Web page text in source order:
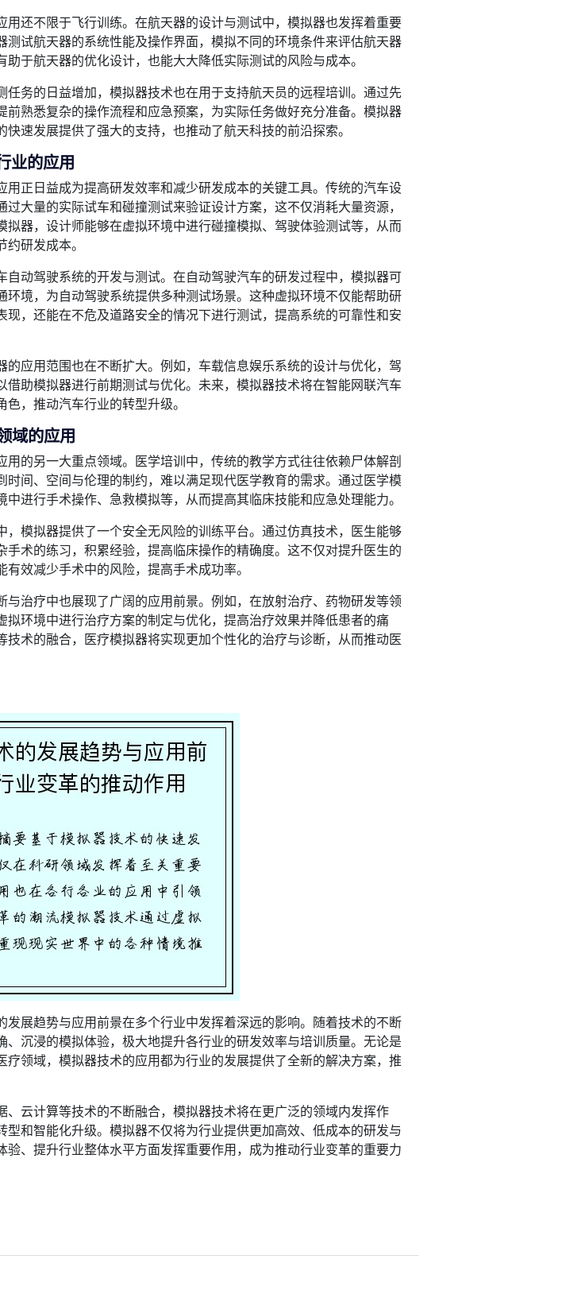
用还不限于飞行训练。在航天器的设计与测试中，模拟器也发挥着重要
测试航天器的系统性能及操作界面，模拟不同的环境条件来评估航天器
于航天器的优化设计，也能大大降低实际测试的风险与成本。
任务的日益增加，模拟器技术也在用于支持航天员的远程培训。通过先
前熟悉复杂的操作流程和应急预案，为实际任务做好充分准备。模拟器
速发展提供了强大的支持，也推动了航天科技的前沿探索。
业的应用
用正日益成为提高研发效率和减少研发成本的关键工具。传统的汽车设
大量的实际试车和碰撞测试来验证设计方案，这不仅消耗大量资源，
拟器，设计师能够在虚拟环境中进行碰撞模拟、驾驶体验测试等，从而
研发成本。
自动驾驶系统的开发与测试。在自动驾驶汽车的研发过程中，模拟器可
环境，为自动驾驶系统提供多种测试场景。这种虚拟环境不仅能帮助研
现，还能在不危及道路安全的情况下进行测试，提高系统的可靠性和安
的应用范围也在不断扩大。例如，车载信息娱乐系统的设计与优化，驾
借助模拟器进行前期测试与优化。未来，模拟器技术将在智能网联汽车
，推动汽车行业的转型升级。
域的应用
用的另一大重点领域。医学培训中，传统的教学方式往往依赖尸体解剖
时间、空间与伦理的制约，难以满足现代医学教育的需求。通过医学模
进行手术操作、急救模拟等，从而提高其临床技能和应急处理能力。
，模拟器提供了一个安全无风险的训练平台。通过仿真技术，医生能够
手术的练习，积累经验，提高临床操作的精确度。这不仅对提升医生的
效减少手术中的风险，提高手术成功率。
与治疗中也展现了广阔的应用前景。例如，在放射治疗、药物研发等领
拟环境中进行治疗方案的制定与优化，提高治疗效果并降低患者的痛
技术的融合，医疗模拟器将实现更加个性化的治疗与诊断，从而推动医
发展趋势与应用前景在多个行业中发挥着深远的影响。随着技术的不断
、沉浸的模拟体验，极大地提升各行业的研发效率与培训质量。无论是
疗领域，模拟器技术的应用都为行业的发展提供了全新的解决方案，推
、云计算等技术的不断融合，模拟器技术将在更广泛的领域内发挥作
型和智能化升级。模拟器不仅将为行业提供更加高效、低成本的研发与
验、提升行业整体水平方面发挥重要作用，成为推动行业变革的重要力